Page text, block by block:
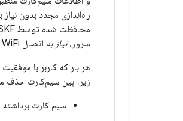
راه‌اندازی مجدد بدون
سرور،نیاز به اتصال WiFi دارد که عملکرد اولیه (با اتصال تلفن همراه) را پس از راه‌اندازی مجدد تضمین می‌کند.
هر بار که کاربر با
زیر، پین سیم‌کارت حذف
سیم کارت